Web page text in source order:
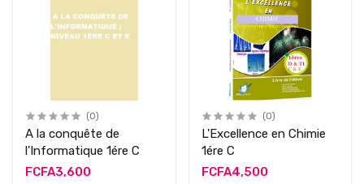
(0)
A la conquête de
l'Informatique 1ére C
FCFA3,600
(0)
L'Excellence en Chimie
1ére C
FCFA4,500